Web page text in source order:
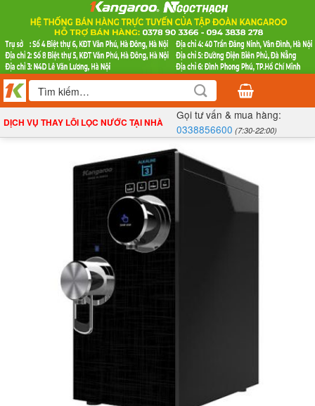
nội
dung
Tìm
kiếm:
DỊCH VỤ THAY LÕI LỌC NƯỚC TẠI NHÀ
Gọi tư vấn & mua hàng:
0338856600 (7:30-22:00)